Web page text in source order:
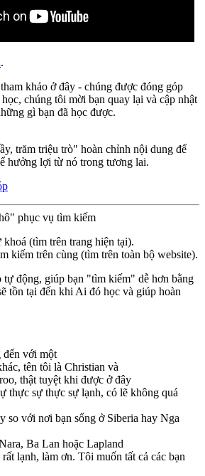
.
khảo ở đây - chúng được đóng góp
chúng tôi mời bạn quay lại và cập nhật
gì bạn đã học được.
trăm triệu trò" hoàn chỉnh nội dung để
hưởng lợi từ nó trong tương lai.
phục vụ tìm kiếm
(tìm trên trang hiện tại).
kiếm trên cùng (tìm trên toàn bộ website).
động, giúp bạn "tìm kiếm" dễ hơn bằng
tồn tại đến khi Ai đó học và giúp hoàn
đến với một
tên tôi là Christian và
thật tuyệt khi được ở đây
thực sự thực sự lạnh, có lẽ không quá
so với nơi bạn sống ở Siberia hay Nga
Ba Lan hoặc Lapland
lạnh, làm ơn. Tôi muốn tất cả các bạn